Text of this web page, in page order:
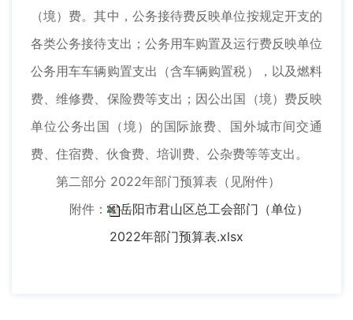
（境）费。其中，公务接待费反映单位按规定开支的
各类公务接待支出；公务用车购置及运行费反映单位
公务用车车辆购置支出（含车辆购置税），以及燃料
费、维修费、保险费等支出；因公出国（境）费反映
单位公务出国（境）的国际旅费、国外城市间交通
费、住宿费、伙食费、培训费、公杂费等等支出。
第二部分 2022年部门预算表（见附件）
附件：
岳阳市君山区总工会部门（单位）
2022年部门预算表.xlsx